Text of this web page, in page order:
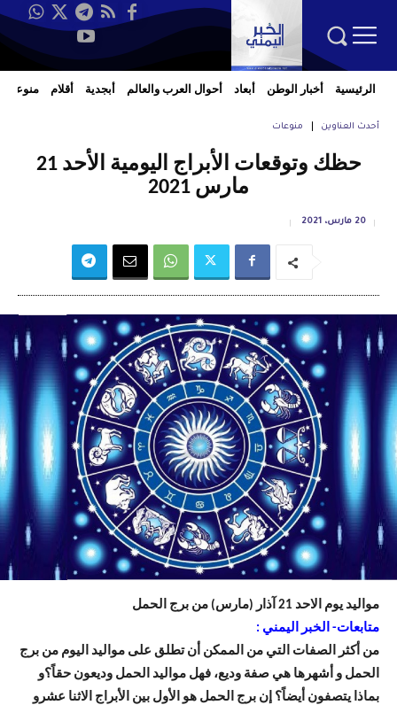
الرئيسية أخبار الوطن أبعاد أحوال العرب والعالم أبجدية أقلام منوعات
أحدث العناوين منوعات
حظك وتوقعات الأبراج اليومية الأحد 21
مارس 2021
20 مارس، 2021
مواليد يوم الاحد 21 آذار (مارس) من برج الحمل
متابعات- الخبر اليمني :
من أكثر الصفات التي من الممكن أن تطلق على مواليد اليوم من برج
الحمل و أشهرها هي صفة وديع، فهل مواليد الحمل وديعون حقاً؟و
بماذا يتصفون أيضاً؟ إن برج الحمل هو الأول بين الأبراج الاثنا عشرو